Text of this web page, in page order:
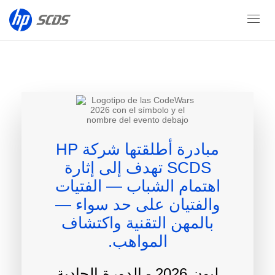
مبادرة أطلقتها شركة HP
SCDS تهدف إلى إثارة
اهتمام الشباب — الفتيات
والفتيان على حد سواء —
بالمهن التقنية واكتشاف
المواهب.
هل تحتاج
من
اطلع على جميع
اطلب معلومات